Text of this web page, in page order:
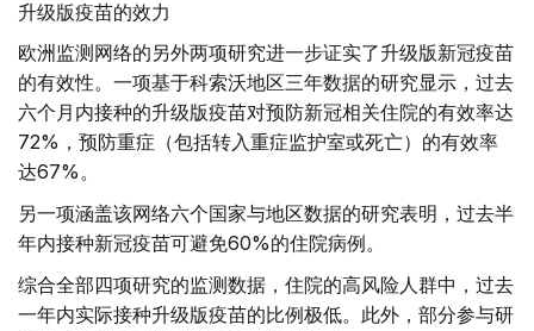
升级版疫苗的效力
欧洲监测网络的另外两项研究进一步证实了升级版新冠疫苗
的有效性。一项基于科索沃地区三年数据的研究显示，过去
六个月内接种的升级版疫苗对预防新冠相关住院的有效率达
72%，预防重症（包括转入重症监护室或死亡）的有效率
达67%。
另一项涵盖该网络六个国家与地区数据的研究表明，过去半
年内接种新冠疫苗可避免60%的住院病例。
综合全部四项研究的监测数据，住院的高风险人群中，过去
一年内实际接种升级版疫苗的比例极低。此外，部分参与研